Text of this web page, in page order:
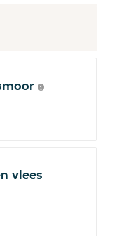
vlees